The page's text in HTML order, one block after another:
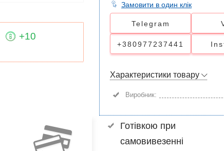
+10
Замовити в один клік
Telegram
+380977237441
Характеристики товару
Виробник:
Готівкою при
самовивезенні